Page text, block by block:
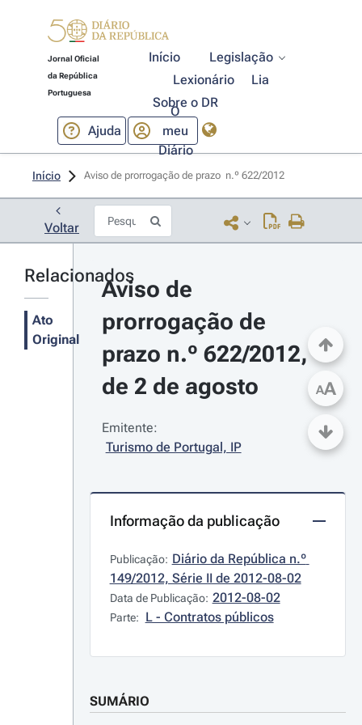
Jornal Oficial
da República
Portuguesa
Início
Legislação
Lexionário
Lia
Sobre o DR
Ajuda
O
meu
Diário
Início Aviso de prorrogação de prazo  n.º 622/2012
Voltar
Relacionados
Ato
Original
Aviso de
prorrogação de
prazo n.º 622/2012,
de 2 de agosto
Emitente:
Turismo de Portugal, IP
Informação da publicação
Publicação: Diário da República n.º
149/2012, Série II de 2012-08-02
Data de Publicação: 2012-08-02
Parte: L - Contratos públicos
SUMÁRIO
AA